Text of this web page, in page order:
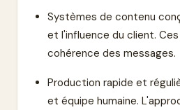
Systèmes de contenu
et l'influence du client.
cohérence des messages.
Production rapide et
et équipe humaine.